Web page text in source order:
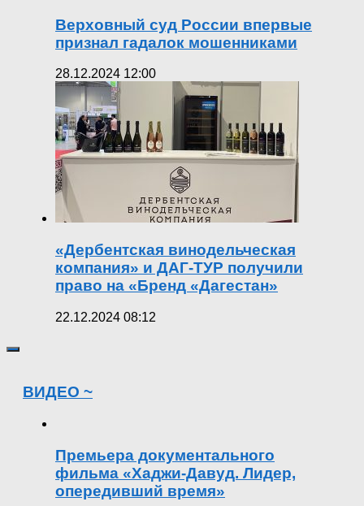
Верховный суд России впервые
признал гадалок мошенниками
28.12.2024 12:00
«Дербентская винодельческая
компания» и ДАГ-ТУР получили
право на «Бренд «Дагестан»
22.12.2024 08:12
ВИДЕО ~
Премьера документального
фильма «Хаджи-Давуд. Лидер,
опередивший время»